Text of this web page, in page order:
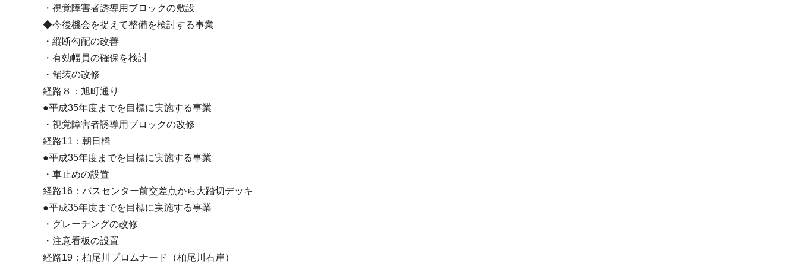
・視覚障害者誘導用ブロックの敷設
◆今後機会を捉えて整備を検討する事業
・縦断勾配の改善
・有効幅員の確保を検討
・舗装の改修
経路８：旭町通り
●平成35年度までを目標に実施する事業
・視覚障害者誘導用ブロックの改修
経路11：朝日橋
●平成35年度までを目標に実施する事業
・車止めの設置
経路16：バスセンター前交差点から大踏切デッキ
●平成35年度までを目標に実施する事業
・グレーチングの改修
・注意看板の設置
経路19：柏尾川プロムナード（柏尾川右岸）